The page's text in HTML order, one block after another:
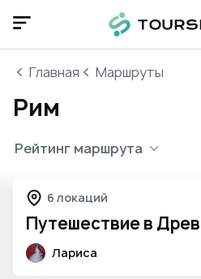
Главная Маршруты
Рим
Рейтинг маршрута
6 локаций
Путешествие в
Лариса